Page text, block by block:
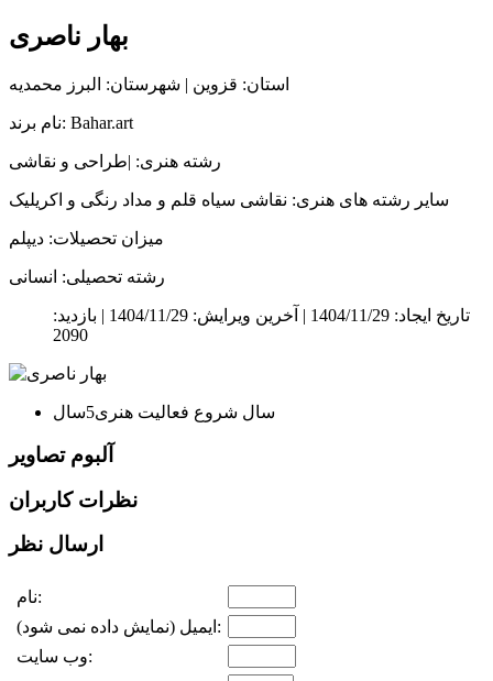
بهار ناصری
استان: قزوین | شهرستان: البرز محمدیه
نام برند: Bahar.art
رشته هنری: |طراحی و نقاشی
سایر رشته های هنری: نقاشی سیاه قلم و مداد رنگی و اکریلیک
میزان تحصیلات: دیپلم
رشته تحصیلی: انسانی
تاریخ ایجاد: 1404/11/29 | آخرین ویرایش: 1404/11/29 |
بازدید:
2090
سال شروع فعالیت هنری5سال
آلبوم تصاویر
نظرات کاربران
ارسال نظر
نام:
ایمیل (نمایش داده نمی شود):
وب سایت: